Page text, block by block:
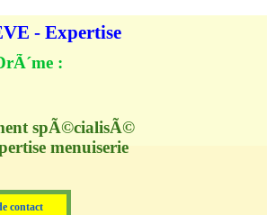
- Expertise
:
contact
spÃ©cialisÃ©
menuiserie